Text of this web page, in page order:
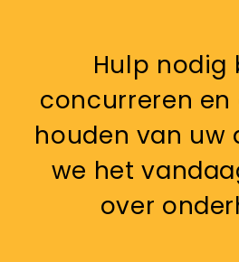
Hulp nodig
concurreren
houden van uw
we het
over